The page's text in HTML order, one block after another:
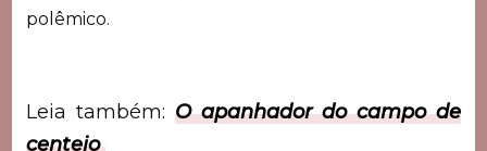
polêmico.
Leia também: O apanhador do campo de
centeio